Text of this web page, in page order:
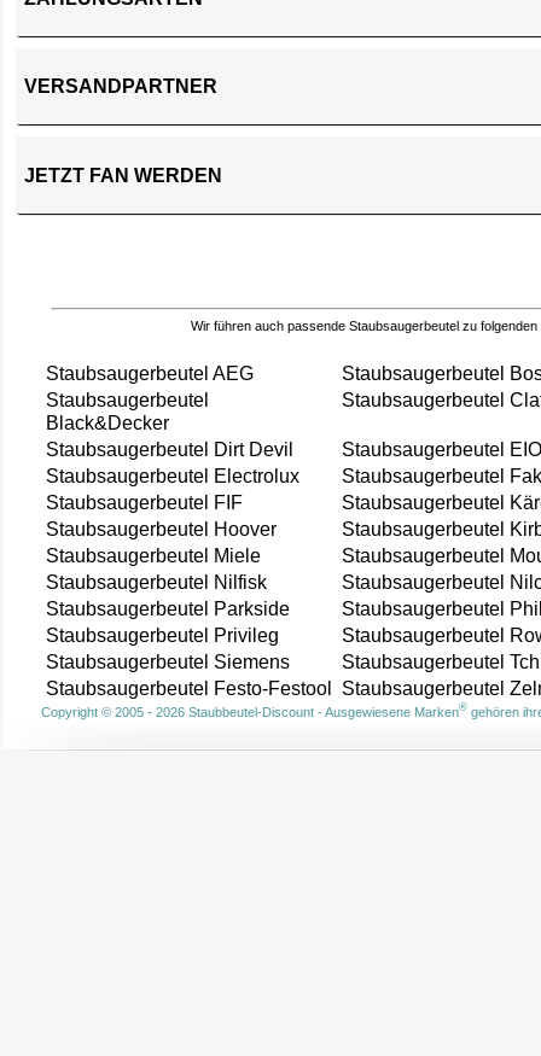
VERSANDPARTNER
JETZT FAN WERDEN
Wir führen auch passende Staubsaugerbeutel zu folgenden
Staubsaugerbeutel AEG
Staubsaugerbeutel
Staubsaugerbeutel
Black&Decker
Staubsaugerbeutel
Staubsaugerbeutel Dirt Devil
Staubsaugerbeutel
Staubsaugerbeutel Electrolux
Staubsaugerbeutel
Staubsaugerbeutel FIF
Staubsaugerbeutel
Staubsaugerbeutel Hoover
Staubsaugerbeutel
Staubsaugerbeutel Miele
Staubsaugerbeutel
Staubsaugerbeutel Nilfisk
Staubsaugerbeutel
Staubsaugerbeutel Parkside
Staubsaugerbeutel
Staubsaugerbeutel Privileg
Staubsaugerbeutel
Staubsaugerbeutel Siemens
Staubsaugerbeutel
Staubsaugerbeutel Festo-Festool
Staubsaugerbeutel
Copyright © 2005 - 2026 Staubbeutel-Discount - Ausgewiesene Marken®gehören